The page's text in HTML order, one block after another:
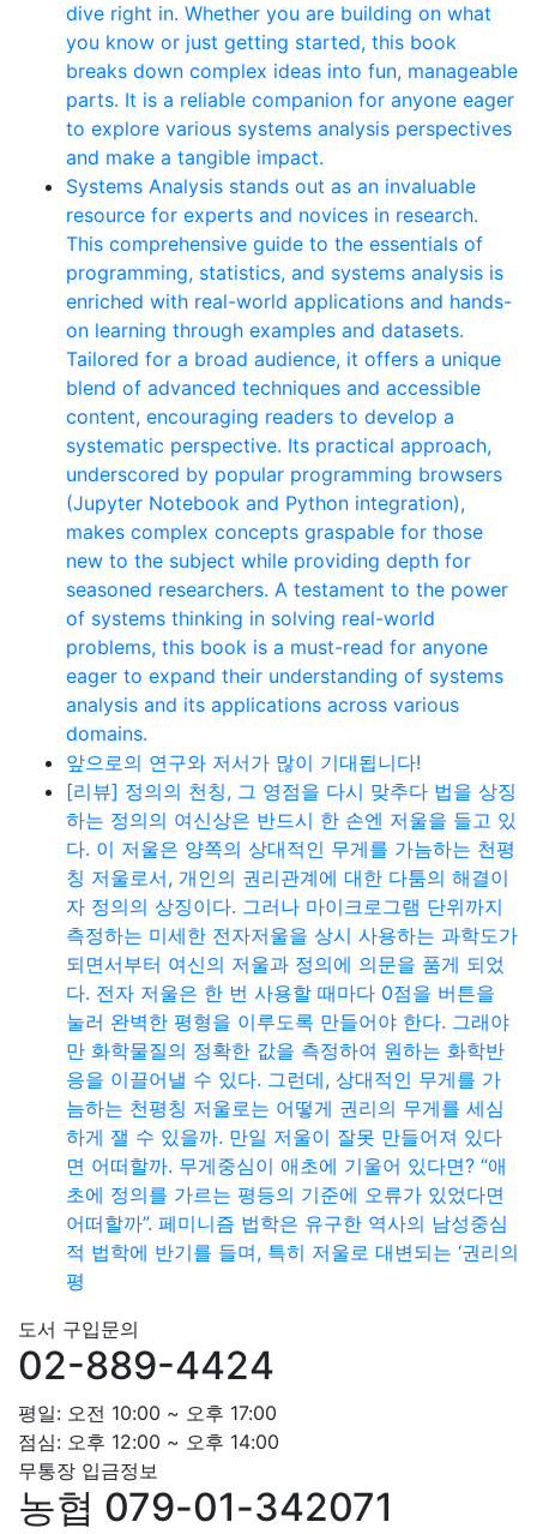
dive right in. Whether you are building on what
you know or just getting started, this book
breaks down complex ideas into fun, manageable
parts. It is a reliable companion for anyone eager
to explore various systems analysis perspectives
and make a tangible impact.
Systems Analysis stands out as an invaluable
resource for experts and novices in research.
This comprehensive guide to the essentials of
programming, statistics, and systems analysis is
enriched with real-world applications and hands-
on learning through examples and datasets.
Tailored for a broad audience, it offers a unique
blend of advanced techniques and accessible
content, encouraging readers to develop a
systematic perspective. Its practical approach,
underscored by popular programming browsers
(Jupyter Notebook and Python integration),
makes complex concepts graspable for those
new to the subject while providing depth for
seasoned researchers. A testament to the power
of systems thinking in solving real-world
problems, this book is a must-read for anyone
eager to expand their understanding of systems
analysis and its applications across various
domains.
앞으로의 연구와 저서가 많이 기대됩니다!
[리뷰] 정의의 천칭, 그 영점을 다시 맞추다 법을 상징
하는 정의의 여신상은 반드시 한 손엔 저울을 들고 있
다. 이 저울은 양쪽의 상대적인 무게를 가늠하는 천평
칭 저울로서, 개인의 권리관계에 대한 다툼의 해결이
자 정의의 상징이다. 그러나 마이크로그램 단위까지
측정하는 미세한 전자저울을 상시 사용하는 과학도가
되면서부터 여신의 저울과 정의에 의문을 품게 되었
다. 전자 저울은 한 번 사용할 때마다 0점을 버튼을
눌러 완벽한 평형을 이루도록 만들어야 한다. 그래야
만 화학물질의 정확한 값을 측정하여 원하는 화학반
응을 이끌어낼 수 있다. 그런데, 상대적인 무게를 가
늠하는 천평칭 저울로는 어떻게 권리의 무게를 세심
하게 잴 수 있을까. 만일 저울이 잘못 만들어져 있다
면 어떠할까. 무게중심이 애초에 기울어 있다면? “애
초에 정의를 가르는 평등의 기준에 오류가 있었다면
어떠할까”. 페미니즘 법학은 유구한 역사의 남성중심
적 법학에 반기를 들며, 특히 저울로 대변되는 ‘권리의
평
도서 구입문의
02-889-4424
평일: 오전 10:00 ~ 오후 17:00
점심: 오후 12:00 ~ 오후 14:00
무통장 입금정보
농협 079-01-342071